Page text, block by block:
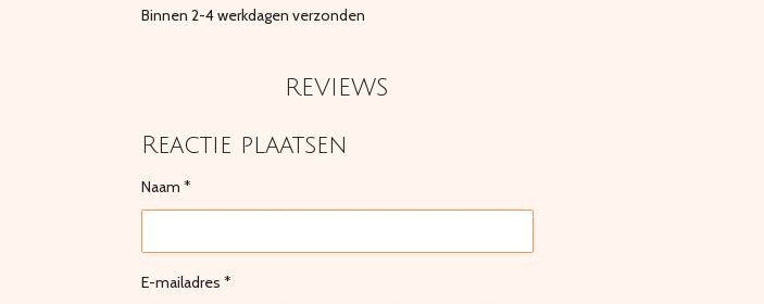
Binnen 2-4 werkdagen verzonden
REVIEWS
Reactie plaatsen
Naam *
E-mailadres *